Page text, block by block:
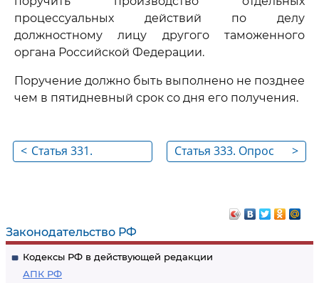
Законодательство РФ
Кодексы РФ в действующей редакции
АПК РФ
процессуальных действий по делу
должностному лицу другого таможенного
органа Российской Федерации.
Поручение должно быть выполнено не позднее
чем в пятидневный срок со дня его получения.
< Статья 331.
>
Статья 333. Опрос
таможенных